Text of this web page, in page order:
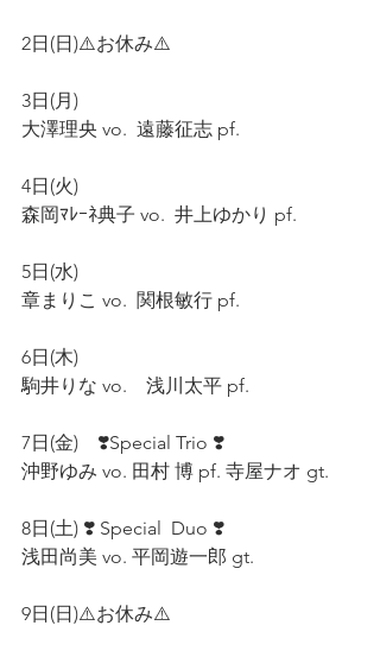
2日(日)⚠️お休み⚠️
3日(月)
大澤理央 vo.  遠藤征志 pf.
4日(火)
森岡ﾏﾚｰﾈ典子 vo.  井上ゆかり pf.
5日(水)
章まりこ vo.  関根敏行 pf.
6日(木)
駒井りな vo.　浅川太平 pf.
7日(金)　❣️Special Trio ❣️
沖野ゆみ vo. 田村 博 pf. 寺屋ナオ gt.
8日(土) ❣️ Special  Duo ❣️
浅田尚美 vo. 平岡遊一郎 gt.
9日(日)⚠️お休み⚠️